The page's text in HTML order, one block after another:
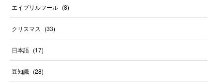
エイプリルフール (8)
クリスマス (33)
日本語 (17)
豆知識 (28)